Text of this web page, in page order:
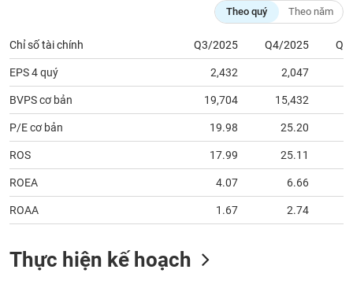
Theo quý Theo năm
Chỉ số tài chính Q3/2025 Q4/2025
EPS 4 quý 2,432 2,047
BVPS cơ bản 19,704 15,432
P/E cơ bản 19.98 25.20
ROS 17.99 25.11
ROEA 4.07 6.66
ROAA 1.67 2.74
Thực hiện kế hoạch